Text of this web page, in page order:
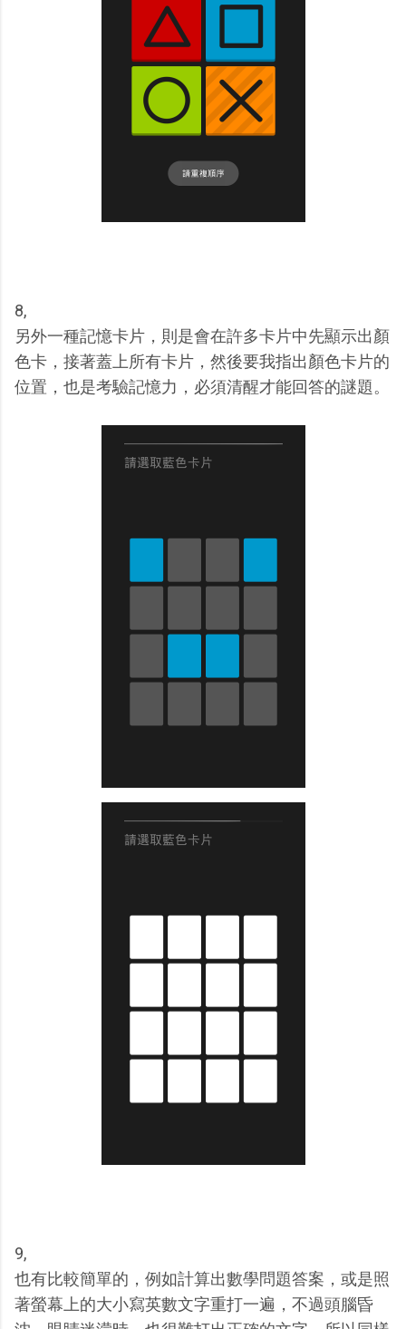
8,
另外一種記憶卡片，則是會在許多卡片中先顯示出顏
色卡，接著蓋上所有卡片，然後要我指出顏色卡片的
位置，也是考驗記憶力，必須清醒才能回答的謎題。
9,
也有比較簡單的，例如計算出數學問題答案，或是照
著螢幕上的大小寫英數文字重打一遍，不過頭腦昏